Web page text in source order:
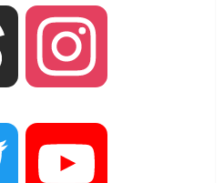
Threads
Twitter
NEWS
2026 के सब-कॉन्टेस्ट ‘मिस
एवं ‘मिस ब्यूटीफुल हेयर’ का
5, 2026
NEWS
पीस यूनिवर्सिटी और जर्मनी के